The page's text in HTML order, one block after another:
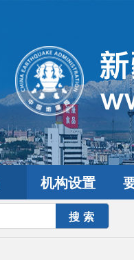
机构设置